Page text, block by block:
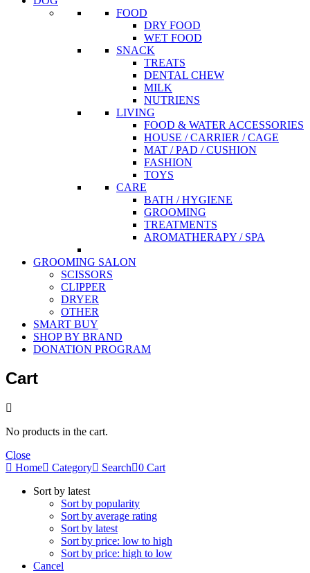
FOOD
DRY FOOD
WET FOOD
SNACK
TREATS
DENTAL CHEW
MILK
NUTRIENS
LIVING
FOOD & WATER ACCESSORIES
HOUSE / CARRIER / CAGE
MAT / PAD / CUSHION
FASHION
TOYS
CARE
BATH / HYGIENE
GROOMING
TREATMENTS
AROMATHERAPY / SPA
GROOMING SALON
SCISSORS
CLIPPER
DRYER
OTHER
SMART BUY
SHOP BY BRAND
DONATION PROGRAM
Cart
No products in the cart.
Close
Home
Category Search 0 Cart
Sort by latest
Sort by popularity
Sort by average rating
Sort by latest
Sort by price: low to high
Sort by price: high to low
Cancel